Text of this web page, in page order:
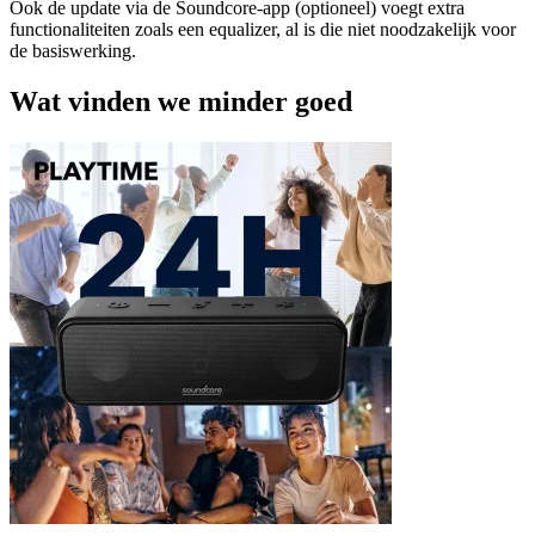
Ook de update via de Soundcore-app (optioneel) voegt extra
functionaliteiten zoals een equalizer, al is die niet noodzakelijk voor
de basiswerking.
Wat vinden we minder goed